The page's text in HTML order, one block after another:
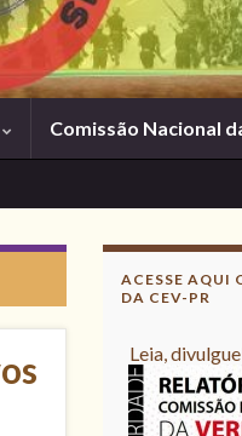
Comissão Nacional
ACESSE AQUI
DA CEV-PR
Acesse aqui
Leia,